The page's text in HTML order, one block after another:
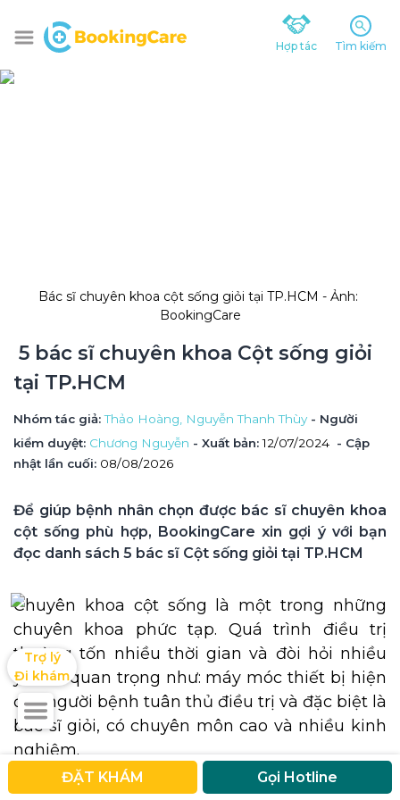
Hợp tác Tìm kiếm
Bác sĩ chuyên khoa cột sống giỏi tại TP.HCM - Ảnh:
BookingCare
tại TP.HCM
Nhóm tác giả: Thảo Hoàng, Nguyễn Thanh Thùy - Người
kiểm duyệt: Chương Nguyễn - Xuất bản: 12/07/2024 - Cập
nhật lần cuối: 08/08/2026
Để giúp bệnh nhân chọn được bác sĩ chuyên khoa
cột sống phù hợp, BookingCare xin gợi ý với bạn
đọc danh sách 5 bác sĩ Cột sống giỏi tại TP.HCM
Chuyên khoa cột sống là một trong những
chuyên khoa phức tạp. Quá trình điều trị
thường tốn nhiều thời gian và đòi hỏi nhiều
yếu tố quan trọng như: máy móc thiết bị hiện
đại, người bệnh tuân thủ điều trị và đặc biệt là
bác sĩ giỏi, có chuyên môn cao và nhiều kinh
nghiệm.
Việc tìm hiểu về bác sĩ chuyên khoa Cột sống
Trợ lý
Đi khám
ĐẶT KHÁM Gọi Hotline